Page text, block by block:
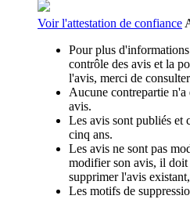
Voir l'attestation de confiance
Pour plus
contrôle des avis et la
l'avis, merci de
Aucune contrepartie n'a
avis.
Les avis sont publiés et
cinq ans.
Les avis ne sont pas
modifier son avis, il
supprimer l'avis
Les motifs de